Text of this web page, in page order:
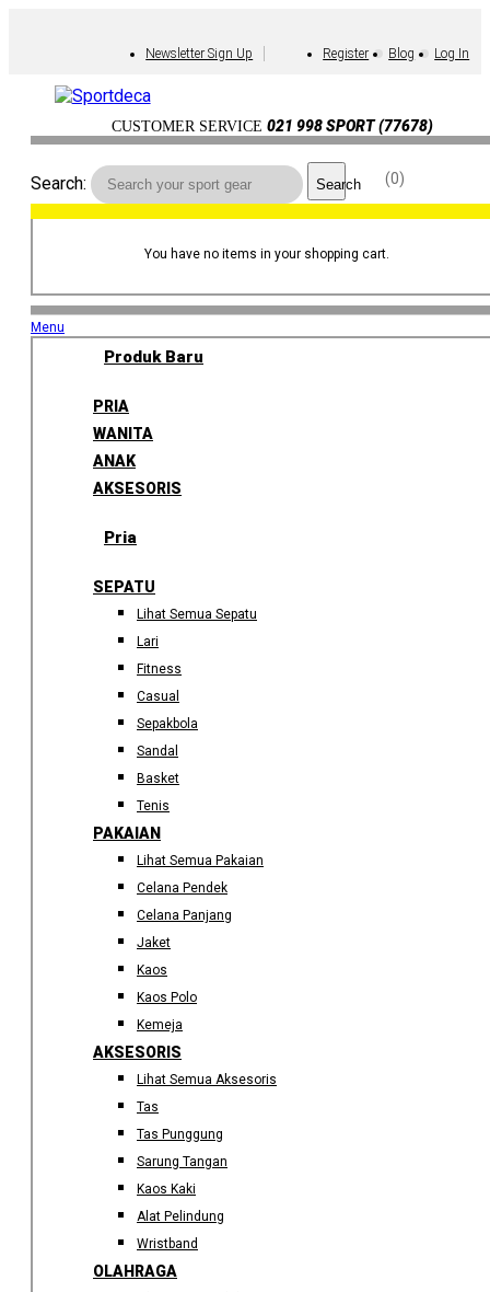
Newsletter Sign Up Register Blog Log In
CUSTOMER SERVICE 021 998 SPORT (77678)
0
Search: Search
You have no items in your shopping cart.
Menu
Produk Baru
PRIA
WANITA
ANAK
AKSESORIS
Pria
SEPATU
Lihat Semua Sepatu
Lari
Fitness
Casual
Sepakbola
Sandal
Basket
Tenis
PAKAIAN
Lihat Semua Pakaian
Celana Pendek
Celana Panjang
Jaket
Kaos
Kaos Polo
Kemeja
AKSESORIS
Lihat Semua Aksesoris
Tas
Tas Punggung
Sarung Tangan
Kaos Kaki
Alat Pelindung
Wristband
OLAHRAGA